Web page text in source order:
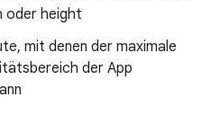
oder height
mit denen der maximale
der App